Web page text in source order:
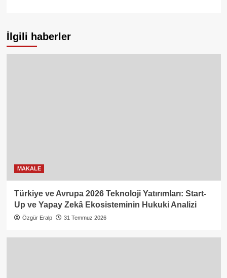
İlgili haberler
MAKALE
Türkiye ve Avrupa 2026 Teknoloji Yatırımları: Start-
Up ve Yapay Zekâ Ekosisteminin Hukuki Analizi
Özgür Eralp 31 Temmuz 2026